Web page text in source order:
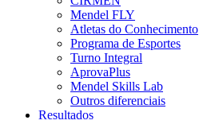
Mendel FLY
Atletas do Conhecimento
Programa de Esportes
Turno Integral
AprovaPlus
Mendel Skills Lab
Outros diferenciais
Resultados